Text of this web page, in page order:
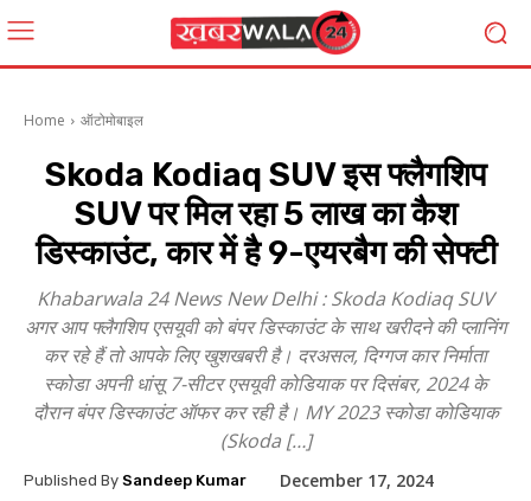
Home ऑटोमोबाइल
Skoda Kodiaq SUV इस फ्लैगशिप
SUV पर मिल रहा ₹5 लाख का कैश
डिस्काउंट, कार में है 9-एयरबैग की सेफ्टी
Khabarwala 24 News New Delhi : Skoda Kodiaq SUV
अगर आप फ्लैगशिप एसयूवी को बंपर डिस्काउंट के साथ खरीदने की प्लानिंग
कर रहे हैं तो आपके लिए खुशखबरी है। दरअसल, दिग्गज कार निर्माता
स्कोडा अपनी धांसू 7-सीटर एसयूवी कोडियाक पर दिसंबर, 2024 के
दौरान बंपर डिस्काउंट ऑफर कर रही है। MY 2023 स्कोडा कोडियाक
(Skoda […]
Published By Sandeep Kumar
December 17, 2024